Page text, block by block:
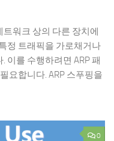
트워크 상의 다른 장치에
정 트래픽을 가로채거나
이를 수행하려면 ARP 패
요합니다. ARP 스푸핑을
0